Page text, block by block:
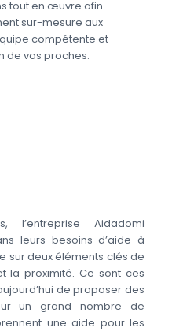
tout en œuvre afin
sur-mesure aux
compétente et
de vos proches.
Aidadomi
leurs besoins d’aide à
sur deux éléments clés de
la proximité. Ce sont ces
de proposer des
un grand nombre de
une aide pour les